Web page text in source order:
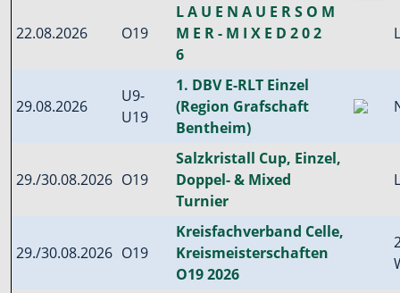
22.08.2026 O19
L A U E N A U E R S O M
M E R - M I X E D 2 0 2
6
29.08.2026
U9-
U19
1. DBV E-RLT Einzel
(Region Grafschaft
Bentheim)
29./30.08.2026 O19
Salzkristall Cup, Einzel,
Doppel- & Mixed
Turnier
29./30.08.2026 O19
Kreisfachverband Celle,
Kreismeisterschaften
O19 2026